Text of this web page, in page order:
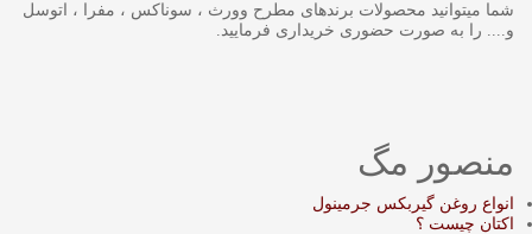
شما میتوانید محصولات برندهای مطرح وورث ، سوناکس ، مفرا ، اتوسل
و.... را به صورت حضوری خریداری فرمایید.
منصور مگ
انواع روغن گیربکس جرمینول
اکتان چیست ؟